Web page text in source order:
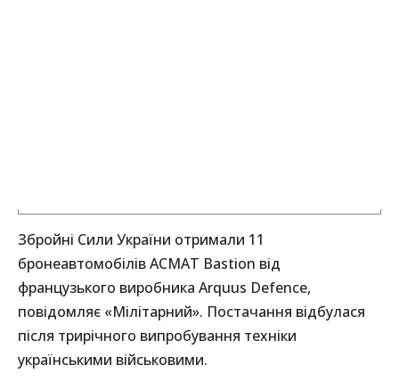
Збройні Сили України отримали 11
бронеавтомобілів ACMAT Bastion від
французького виробника Arquus Defence,
повідомляє «Мілітарний». Постачання відбулася
після трирічного випробування техніки
українськими військовими.